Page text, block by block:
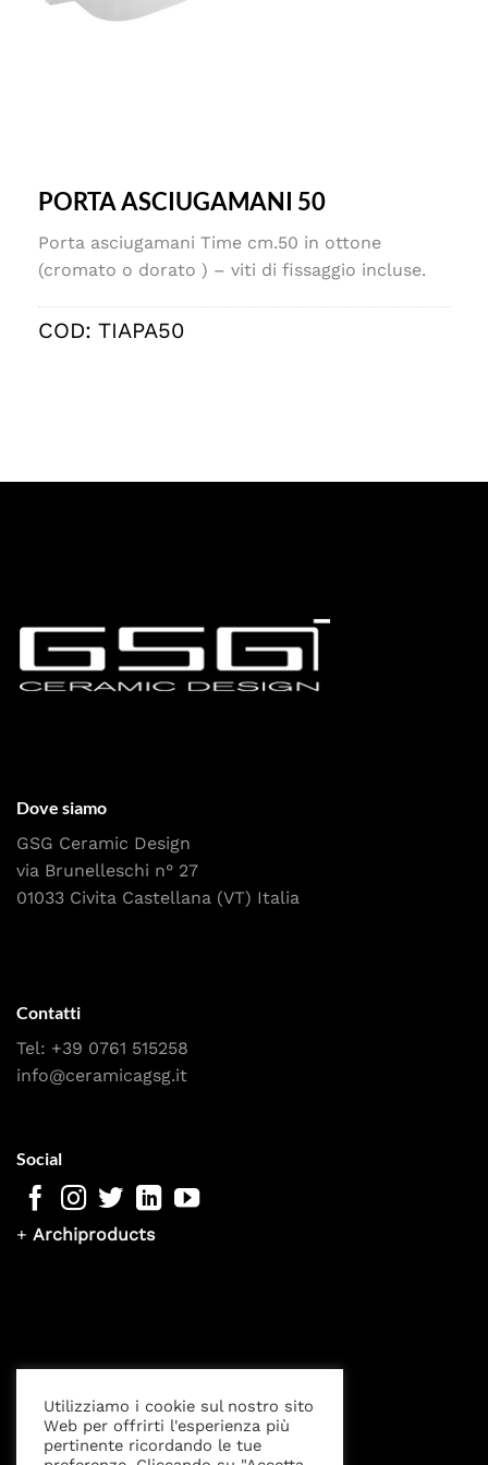
PORTA ASCIUGAMANI 50
Porta asciugamani Time cm.50 in ottone
(cromato o dorato ) – viti di fissaggio incluse.
COD: TIAPA50
Dove siamo
GSG Ceramic Design
via Brunelleschi n° 27
01033 Civita Castellana (VT) Italia
Contatti
Tel: +39 0761 515258
info@ceramicagsg.it
Social
+ Archiproducts
Privacy Policy Cookies settings Note Legali
Utilizziamo i cookie sul nostro sito
Web per offrirti l'esperienza più
pertinente ricordando le tue